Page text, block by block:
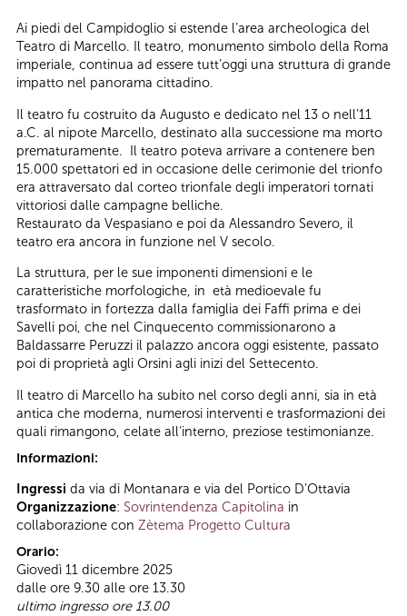
Ai piedi del Campidoglio si estende l’area archeologica del
Teatro di Marcello. Il teatro, monumento simbolo della Roma
imperiale, continua ad essere tutt’oggi una struttura di grande
impatto nel panorama cittadino.
Il teatro fu costruito da Augusto e dedicato nel 13 o nell’11
a.C. al nipote Marcello, destinato alla successione ma morto
prematuramente. Il teatro poteva arrivare a contenere ben
15.000 spettatori ed in occasione delle cerimonie del trionfo
era attraversato dal corteo trionfale degli imperatori tornati
vittoriosi dalle campagne belliche.
Restaurato da Vespasiano e poi da Alessandro Severo, il
teatro era ancora in funzione nel V secolo.
La struttura, per le sue imponenti dimensioni e le
caratteristiche morfologiche, in età medioevale fu
trasformato in fortezza dalla famiglia dei Faffi prima e dei
Savelli poi, che nel Cinquecento commissionarono a
Baldassarre Peruzzi il palazzo ancora oggi esistente, passato
poi di proprietà agli Orsini agli inizi del Settecento.
Il teatro di Marcello ha subito nel corso degli anni, sia in età
antica che moderna, numerosi interventi e trasformazioni dei
quali rimangono, celate all’interno, preziose testimonianze.
Informazioni:
Ingressi da via di Montanara e via del Portico D’Ottavia
Organizzazione: Sovrintendenza Capitolina in
collaborazione con Zètema Progetto Cultura
Orario:
Giovedì 11 dicembre 2025
dalle ore 9.30 alle ore 13.30
ultimo ingresso ore 13.00